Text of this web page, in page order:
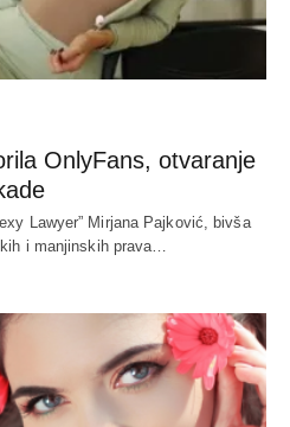
OnlyFans, otvaranje
Lawyer” Mirjana Pajković, bivša
i manjinskih prava…